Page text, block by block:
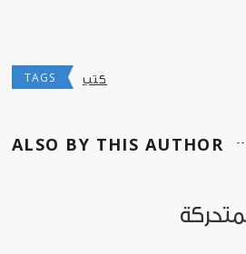
TAGS كتب
ALSO BY THIS AUTHOR